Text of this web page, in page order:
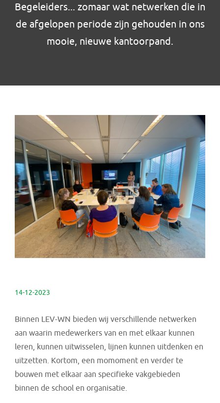
Begeleiders... zomaar wat netwerken die in
de afgelopen periode zijn gehouden in ons
mooie, nieuwe kantoorpand.
14-12-2023
Binnen LEV-WN bieden wij verschillende netwerken
aan waarin medewerkers van en met elkaar kunnen
leren, kunnen uitwisselen, lijnen kunnen uitdenken en
uitzetten. Kortom, een momoment en verder te
bouwen met elkaar aan specifieke vakgebieden
binnen de school en organisatie.